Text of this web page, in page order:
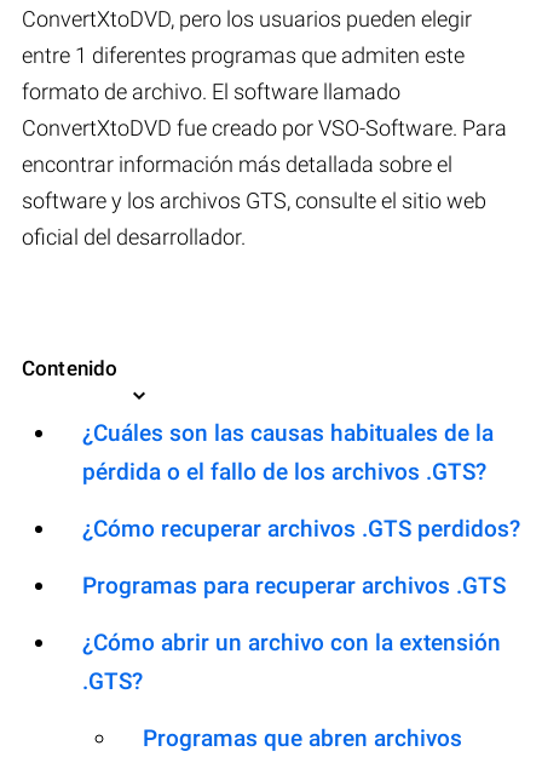
ConvertXtoDVD, pero los usuarios pueden elegir
entre 1 diferentes programas que admiten este
formato de archivo. El software llamado
ConvertXtoDVD fue creado por VSO-Software. Para
encontrar información más detallada sobre el
software y los archivos GTS, consulte el sitio web
oficial del desarrollador.
Contenido
¿Cuáles son las causas habituales de la
pérdida o el fallo de los archivos .GTS?
¿Cómo recuperar archivos .GTS perdidos?
Programas para recuperar archivos .GTS
¿Cómo abrir un archivo con la extensión
.GTS?
Programas que abren archivos